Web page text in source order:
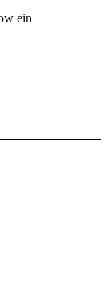
ein